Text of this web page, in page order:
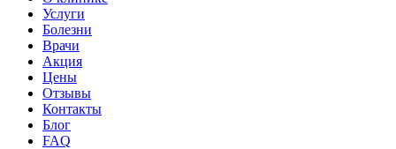
Услуги
Болезни
Врачи
Акция
Цены
Отзывы
Контакты
Блог
FAQ